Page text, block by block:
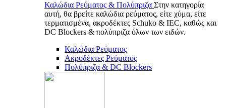
Καλώδια Ρεύματος & Πολύπριζα Στην κατηγορία
αυτή, θα βρείτε καλώδια ρεύματος, είτε χύμα, είτε
τερματισμένα, ακροδέκτες Schuko & IEC, καθώς και
DC Blockers & πολύπριζα όλων των ειδών.
Καλώδια Ρεύματος
Ακροδέκτες Ρεύματος
Πολύπριζα & DC Blockers